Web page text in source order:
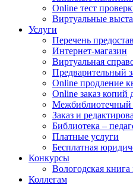
Online тест
Виртуальные
Услуги
Перечень
Интернет-магазин
Виртуальная
Предварительный
Online продление
Online заказ копий
Межбиблиотечный
Заказ и
Библиотека –
Платные услуги
Бесплатная
Конкурсы
Вологодская книга
Коллегам